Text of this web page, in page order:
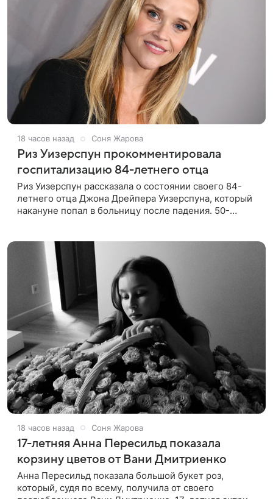
18 часов назад Соня Жарова
Риз Уизерспун прокомментировала
госпитализацию 84-летнего отца
Риз Уизерспун рассказала о состоянии своего 84-
летнего отца Джона Дрейпера Уизерспуна, который
накануне попал в больницу после падения. 50-
18 часов назад Соня Жарова
17-летняя Анна Пересильд показала
корзину цветов от Вани Дмитриенко
Анна Пересильд показала большой букет роз,
который, судя по всему, получилa от своего